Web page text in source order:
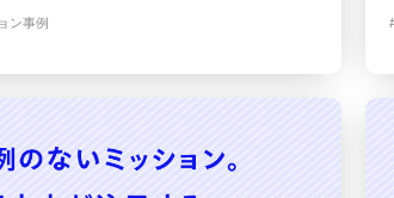
ン事例